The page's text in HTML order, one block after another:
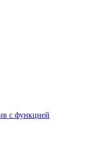
с функцией